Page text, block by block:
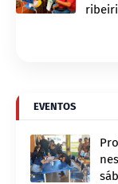
EVENTOS